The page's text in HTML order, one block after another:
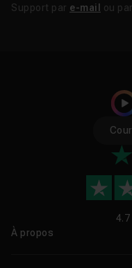
Support par e-mail ou
À propos